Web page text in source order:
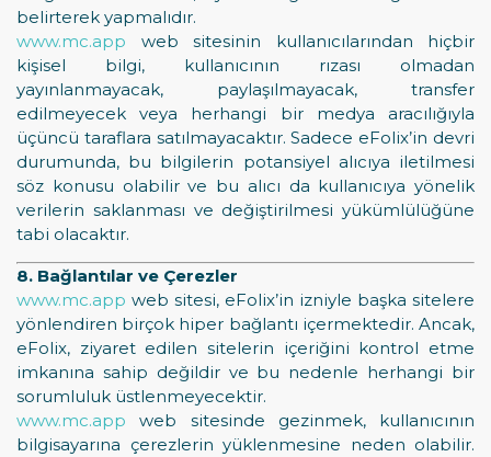
belirterek yapmalıdır.
www.mc.app web sitesinin kullanıcılarından hiçbir
kişisel bilgi, kullanıcının rızası olmadan
yayınlanmayacak, paylaşılmayacak, transfer
edilmeyecek veya herhangi bir medya aracılığıyla
üçüncü taraflara satılmayacaktır. Sadece eFolix’in devri
durumunda, bu bilgilerin potansiyel alıcıya iletilmesi
söz konusu olabilir ve bu alıcı da kullanıcıya yönelik
verilerin saklanması ve değiştirilmesi yükümlülüğüne
tabi olacaktır.
8. Bağlantılar ve Çerezler
www.mc.app web sitesi, eFolix’in izniyle başka sitelere
yönlendiren birçok hiper bağlantı içermektedir. Ancak,
eFolix, ziyaret edilen sitelerin içeriğini kontrol etme
imkanına sahip değildir ve bu nedenle herhangi bir
sorumluluk üstlenmeyecektir.
www.mc.app web sitesinde gezinmek, kullanıcının
bilgisayarına çerezlerin yüklenmesine neden olabilir.